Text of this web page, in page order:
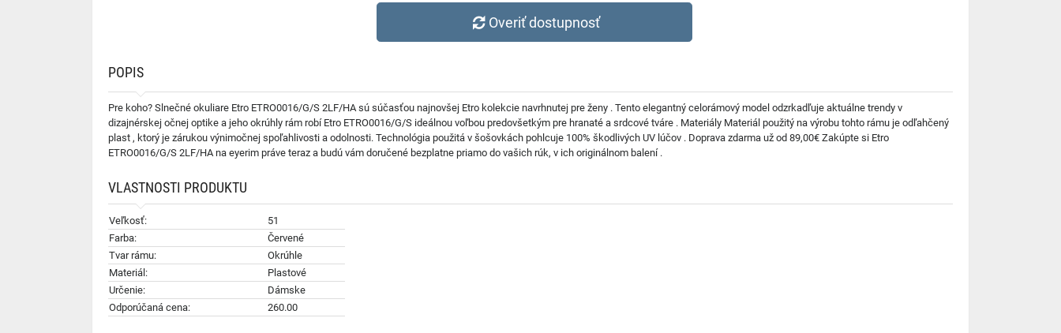
Overiť dostupnosť
POPIS
Pre koho? Slnečné okuliare Etro ETRO0016/G/S 2LF/HA sú súčasťou najnovšej Etro kolekcie navrhnutej pre ženy . Tento elegantný celorámový model odzrkadľuje aktuálne trendy v
dizajnérskej očnej optike a jeho okrúhly rám robí Etro ETRO0016/G/S ideálnou voľbou predovšetkým pre hranaté a srdcové tváre . Materiály Materiál použitý na výrobu tohto rámu je odľahčený
plast , ktorý je zárukou výnimočnej spoľahlivosti a odolnosti. Technológia použitá v šošovkách pohlcuje 100% škodlivých UV lúčov . Doprava zdarma už od 89,00€ Zakúpte si Etro
ETRO0016/G/S 2LF/HA na eyerim práve teraz a budú vám doručené bezplatne priamo do vašich rúk, v ich originálnom balení .
VLASTNOSTI PRODUKTU
Veľkosť:
51
Farba:
Červené
Tvar rámu:
Okrúhle
Materiál:
Plastové
Určenie:
Dámske
Odporúčaná cena:
260.00